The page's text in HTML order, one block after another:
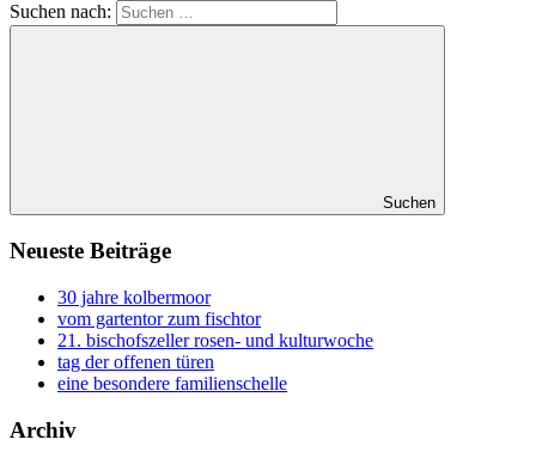
Suchen nach:
Suchen
Neueste Beiträge
30 jahre kolbermoor
vom gartentor zum fischtor
21. bischofszeller rosen- und kulturwoche
tag der offenen türen
eine besondere familienschelle
Archiv